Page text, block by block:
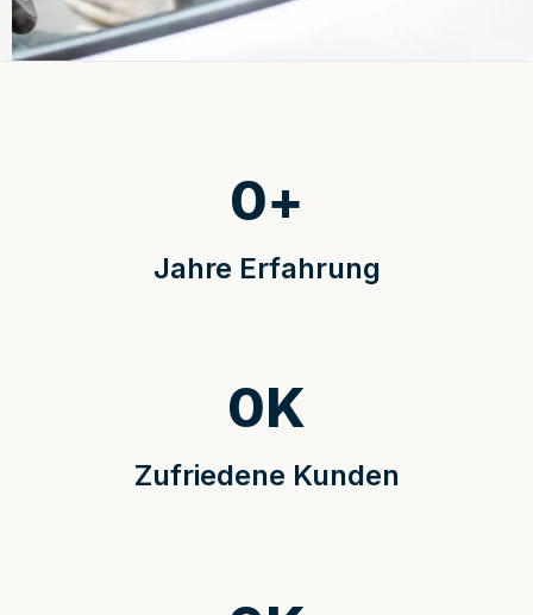
Jahre Erfahrung
0+
Zufriedene Kunden
0K